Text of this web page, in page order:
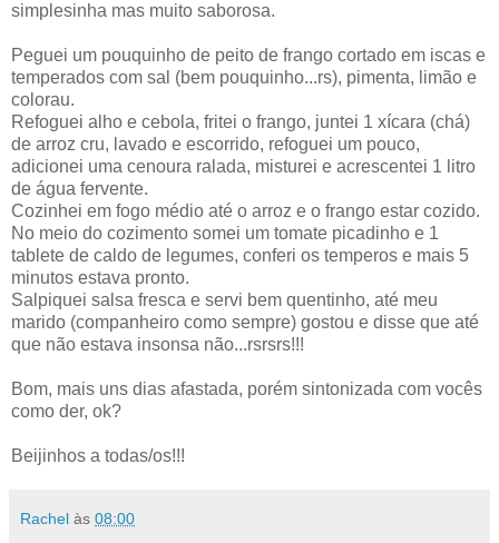
simplesinha mas muito saborosa.
Peguei um pouquinho de peito de frango cortado em iscas e
temperados com sal (bem pouquinho...rs), pimenta, limão e
colorau.
Refoguei alho e cebola, fritei o frango, juntei 1 xícara (chá)
de arroz cru, lavado e escorrido, refoguei um pouco,
adicionei uma cenoura ralada, misturei e acrescentei 1 litro
de água fervente.
Cozinhei em fogo médio até o arroz e o frango estar cozido.
No meio do cozimento somei um tomate picadinho e 1
tablete de caldo de legumes, conferi os temperos e mais 5
minutos estava pronto.
Salpiquei salsa fresca e servi bem quentinho, até meu
marido (companheiro como sempre) gostou e disse que até
que não estava insonsa não...rsrsrs!!!
Bom, mais uns dias afastada, porém sintonizada com vocês
como der, ok?
Beijinhos a todas/os!!!
Rachel às 08:00